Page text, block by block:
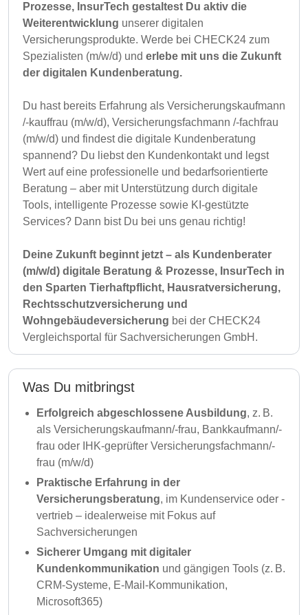
Prozesse, InsurTech gestaltest Du aktiv die
Weiterentwicklung unserer digitalen
Versicherungsprodukte. Werde bei CHECK24 zum
Spezialisten (m/w/d) und erlebe mit uns die Zukunft
der digitalen Kundenberatung.
Du hast bereits Erfahrung als Versicherungskaufmann
/-kauffrau (m/w/d), Versicherungsfachmann /-fachfrau
(m/w/d) und findest die digitale Kundenberatung
spannend? Du liebst den Kundenkontakt und legst
Wert auf eine professionelle und bedarfsorientierte
Beratung – aber mit Unterstützung durch digitale
Tools, intelligente Prozesse sowie KI-gestützte
Services? Dann bist Du bei uns genau richtig!
Deine Zukunft beginnt jetzt – als Kundenberater
(m/w/d) digitale Beratung & Prozesse, InsurTech in
den Sparten Tierhaftpflicht, Hausratversicherung,
Rechtsschutzversicherung und
Wohngebäudeversicherung bei der CHECK24
Vergleichsportal für Sachversicherungen GmbH.
Was Du mitbringst
Erfolgreich abgeschlossene Ausbildung, z. B.
als Versicherungskaufmann/-frau, Bankkaufmann/-
frau oder IHK-geprüfter Versicherungsfachmann/-
frau (m/w/d)
Praktische Erfahrung in der
Versicherungsberatung, im Kundenservice oder -
vertrieb – idealerweise mit Fokus auf
Sachversicherungen
Sicherer Umgang mit digitaler
Kundenkommunikation und gängigen Tools (z. B.
CRM-Systeme, E-Mail-Kommunikation,
Microsoft365)